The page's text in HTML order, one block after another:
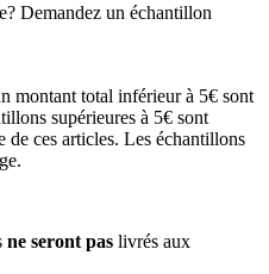
Demandez un échantillon
montant total inférieur à 5€ sont
supérieures à 5€ sont
de ces articles. Les échantillons
ne seront pas livrés aux